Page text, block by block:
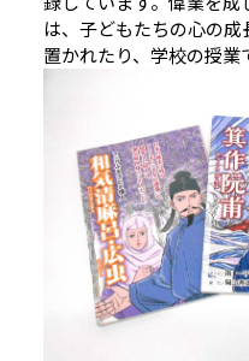
は、子どもたちの心の
置かれたり、学校の授業